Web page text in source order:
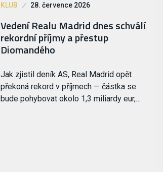
KLUB 28. července 2026
Vedení Realu Madrid dnes schválí
rekordní příjmy a přestup
Diomandého
Jak zjistil deník AS, Real Madrid opět
překoná rekord v příjmech — částka se
bude pohybovat okolo 1,3 miliardy eur,…